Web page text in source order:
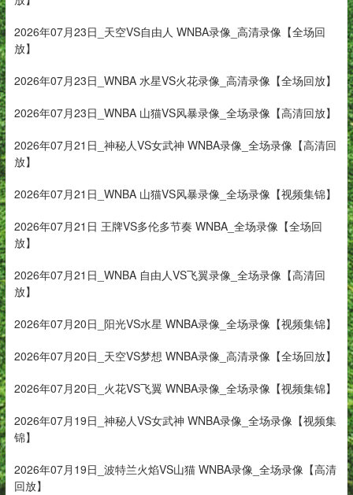
2026年07月23日_天空VS自由人 WNBA录像_高清录像【全场回
放】
2026年07月23日_WNBA 水星VS火花录像_高清录像【全场回放】
2026年07月23日_WNBA 山猫VS风暴录像_全场录像【高清回放】
2026年07月21日_神秘人VS女武神 WNBA录像_全场录像【高清回
放】
2026年07月21日_WNBA 山猫VS风暴录像_全场录像【视频集锦】
2026年07月21日 王牌VS多伦多节奏 WNBA_全场录像【全场回
放】
2026年07月21日_WNBA 自由人VS飞翼录像_全场录像【高清回
放】
2026年07月20日_阳光VS水星 WNBA录像_全场录像【视频集锦】
2026年07月20日_天空VS梦想 WNBA录像_高清录像【全场回放】
2026年07月20日_火花VS飞翼 WNBA录像_全场录像【视频集锦】
2026年07月19日_神秘人VS女武神 WNBA录像_全场录像【视频集
锦】
2026年07月19日_波特兰火焰VS山猫 WNBA录像_全场录像【高清
回放】